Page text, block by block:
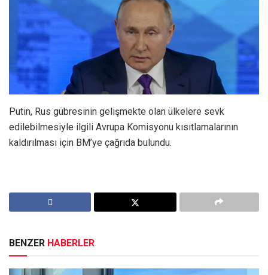
Putin, Rus gübresinin gelişmekte olan ülkelere sevk
edilebilmesiyle ilgili Avrupa Komisyonu kısıtlamalarının
kaldırılması için BM’ye çağrıda bulundu.
BENZER HABERLER